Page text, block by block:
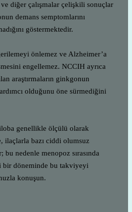
diğer çalışmalar çelişkili sonuçlar
demans semptomlarını
göstermektedir.
önlemez ve Alzheimer’a
engellemez. NCCIH ayrıca
araştırmaların ginkgonun
olduğunu öne sürmediğini
genellikle ölçülü olarak
ilaçlarla bazı ciddi olumsuz
nedenle menopoz sırasında
bir döneminde bu takviyeyi
konuşun.